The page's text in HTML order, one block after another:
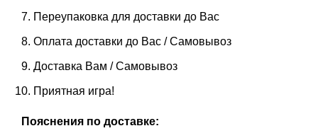
Переупаковка для доставки до Вас
Оплата доставки до Вас / Самовывоз
Доставка Вам / Самовывоз
Приятная игра!
Пояснения по доставке: